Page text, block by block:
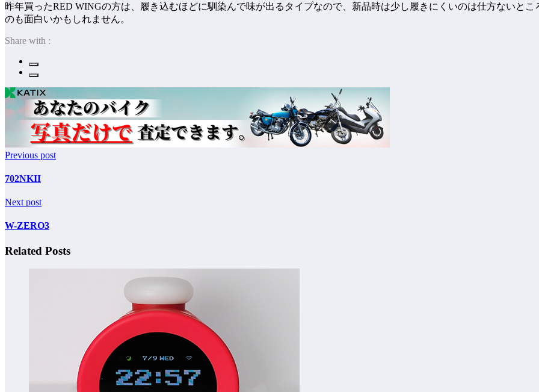
昨年買ったRED WINGの方は、履き込むほどに馴染んで味が出るタイプなので、新品時は少し履きにくいのは仕方ないと
のも面白いかもしれません。
Share with :
Previous post
702NKII
Next post
W-ZERO3
Related Posts